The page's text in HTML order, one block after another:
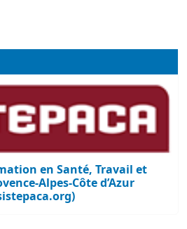
en Santé, Travail et
Alpes-Côte d’Azur